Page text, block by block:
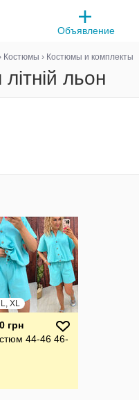
Объявление
Костюмы › Костюмы и комплекты
льон
L, XL
грн
44-46 46-